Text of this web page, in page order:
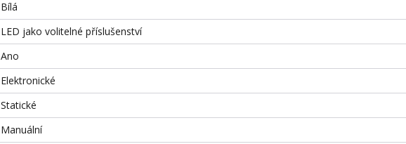
Bílá
LED jako volitelné příslušenství
Ano
Elektronické
Statické
Manuální